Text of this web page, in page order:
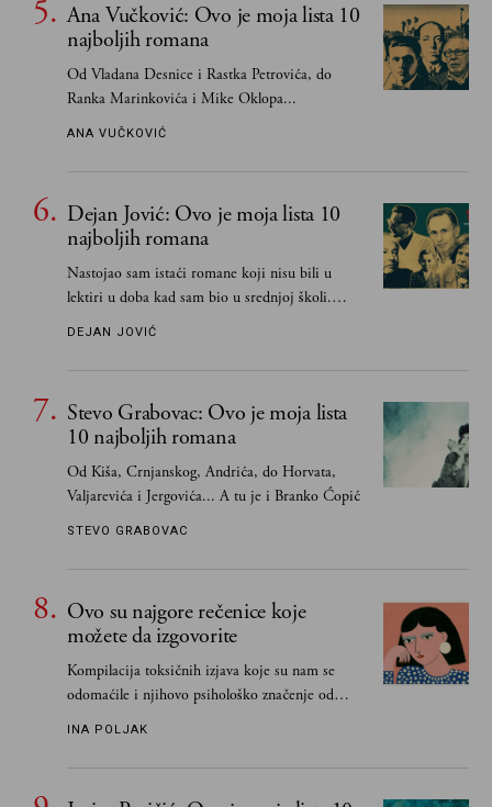
Ana Vučković: Ovo je moja lista 10
najboljih romana
Od Vladana Desnice i Rastka Petrovića, do
Ranka Marinkovića i Mike Oklopa...
ANA VUČKOVIĆ
Dejan Jović: Ovo je moja lista 10
najboljih romana
Nastojao sam istaći romane koji nisu bili u
lektiri u doba kad sam bio u srednjoj školi.
Smatrao sam da su "klasici" već dovoljno
DEJAN JOVIĆ
Stevo Grabovac: Ovo je moja lista
10 najboljih romana
Od Kiša, Crnjanskog, Andrića, do Horvata,
Valjarevića i Jergovića... A tu je i Branko Ćopić
STEVO GRABOVAC
Ovo su najgore rečenice koje
možete da izgovorite
Kompilacija toksičnih izjava koje su nam se
odomaćile i njihovo psihološko značenje od
INA POLJAK